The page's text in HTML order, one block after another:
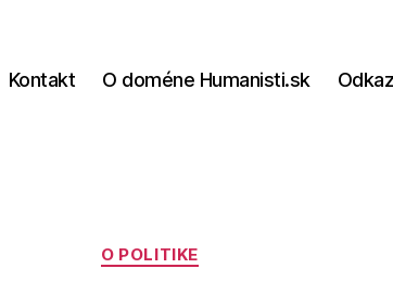
Kontakt O doméne Humanisti.sk
Kategórie
O POLITIKE